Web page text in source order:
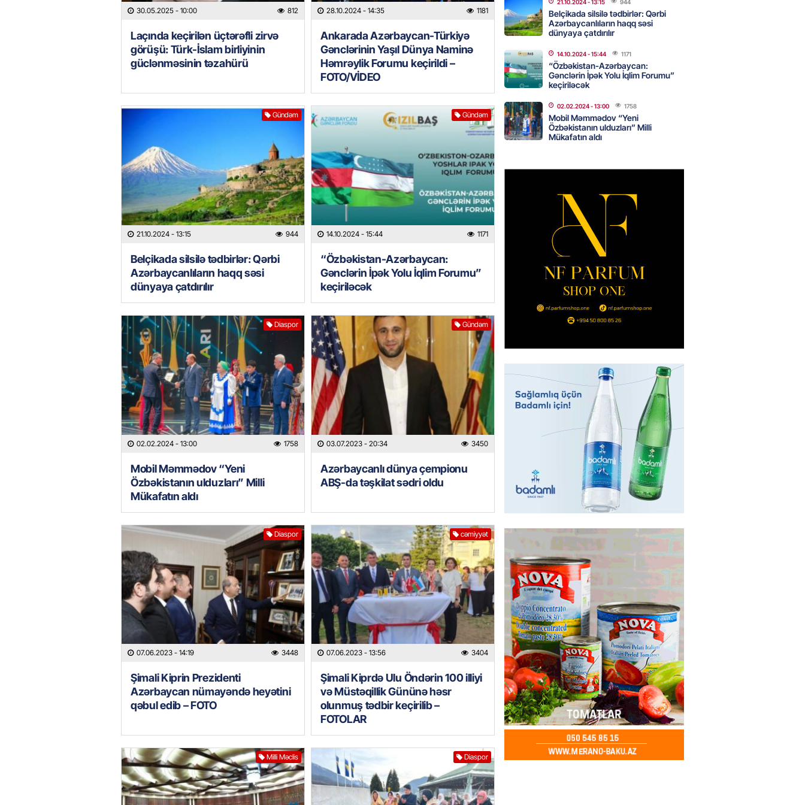
30.05.2025 - 10:00 812
Laçında keçirilən üçtərəfli zirvə
görüşü: Türk-İslam birliyinin
güclənməsinin təzahürü
28.10.2024 - 14:35 1181
Ankarada Azərbaycan-Türkiyə
Gənclərinin Yaşıl Dünya Naminə
Həmrəylik Forumu keçirildi –
FOTO/VİDEO
Gündəm
21.10.2024 - 13:15 944
Belçikada silsilə tədbirlər: Qərbi
Azərbaycanlıların haqq səsi
dünyaya çatdırılır
Gündəm
14.10.2024 - 15:44 1171
“Özbəkistan-Azərbaycan:
Gənclərin İpək Yolu İqlim Forumu”
keçiriləcək
Diaspor
02.02.2024 - 13:00 1758
Mobil Məmmədov “Yeni
Özbəkistanın ulduzları” Milli
Mükafatın aldı
Gündəm
03.07.2023 - 20:34 3450
Azərbaycanlı dünya çempionu
ABŞ-da təşkilat sədri oldu
Diaspor
07.06.2023 - 14:19 3448
Şimali Kiprin Prezidenti
Azərbaycan nümayəndə heyətini
qəbul edib – FOTO
cəmiyyət
07.06.2023 - 13:56 3404
Şimali Kiprdə Ulu Öndərin 100 illiyi
və Müstəqillik Gününə həsr
olunmuş tədbir keçirilib –
FOTOLAR
Milli Məclis Diaspor
REKLAM
Birbank Star kartını indi sifariş
edin, nağdlaşdırmanı komissiyasız
edin
06.08.2026- 15:07 89
ÖLKƏ
Bu agentlikdə sədr müavinini AZCON
təyin edəcək
Azərbaycan Ukraynaya qaz tədarük
etməyə hazırdır – Ceyhun Bayramov
- 14:45
Prezident Əliyev 2 diplomatı geri çağırdı
- 14:30
imiş
06.08.2026- 14:15 81
MANŞET
Sarkisyanın əmlakı müsadirə EDİLDİ
82
İtaliyada zibil qutusuna atılan 1 milyon
avroluq lotereya bileti iki günlük
axtarışdan sonra tapılıb
06.08.2026- 13:45 72
Tərtərdə FACİƏ – Ər-arvad yanaraq
ÖLDÜ
06.08.2026- 13:30 84
BANNER
Tramp: İranla müharibəyə yox, sülhə
üstünlük verərdim
06.08.2026- 13:15 83
GÜNDƏM
Azərbaycan üzərindən Ermənistana
Rusiya buğdası gedib
- 13:00
21.10.2024- 13:15 944
Belçikada silsilə tədbirlər: Qərbi
Azərbaycanlıların haqq səsi
dünyaya çatdırılır
14.10.2024- 15:44 1171
“Özbəkistan-Azərbaycan:
Gənclərin İpək Yolu İqlim Forumu”
keçiriləcək
02.02.2024- 13:00 1758
Mobil Məmmədov “Yeni
Özbəkistanın ulduzları” Milli
Mükafatın aldı